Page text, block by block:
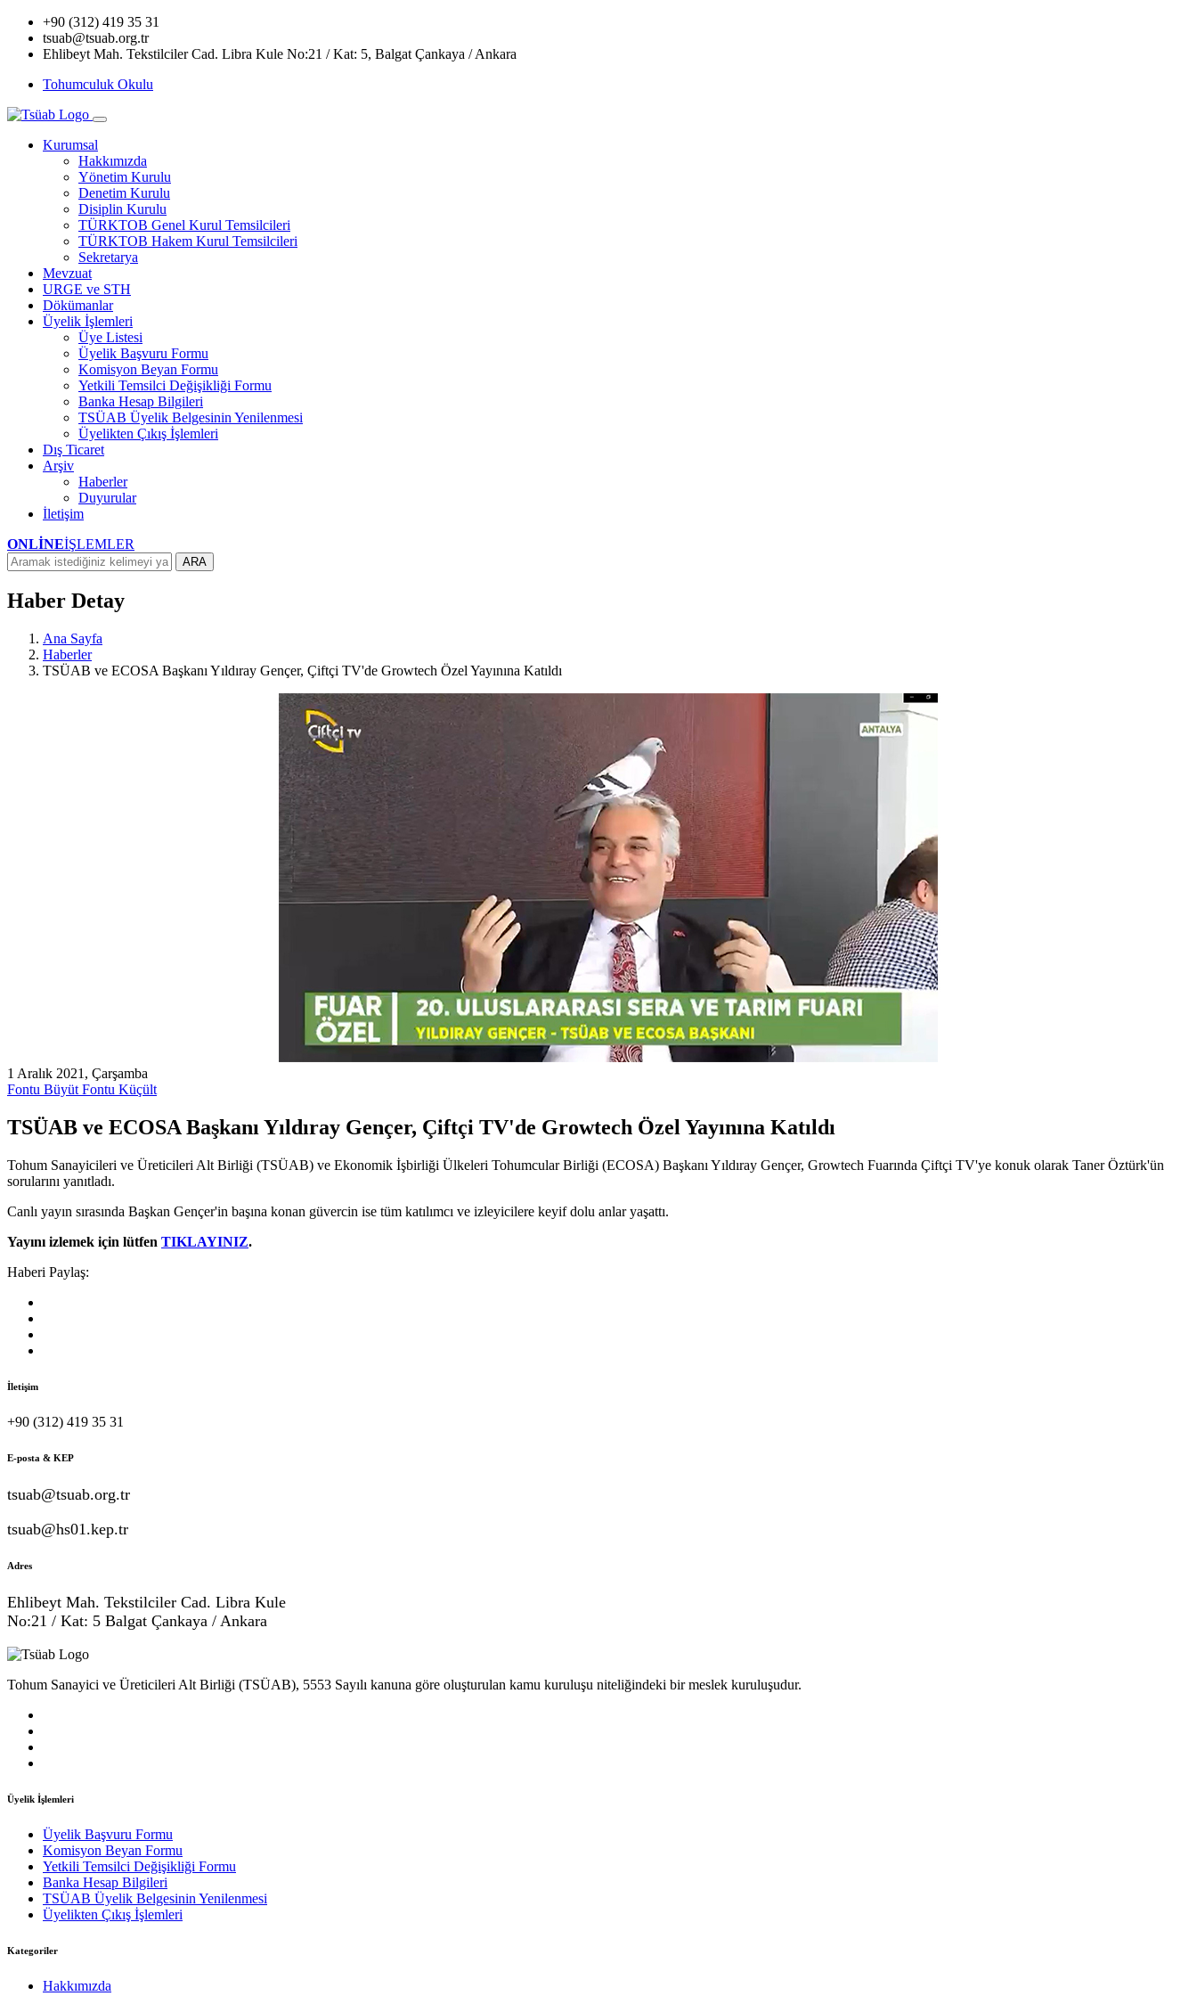
+90 (312) 419 35 31
tsuab@tsuab.org.tr
Ehlibeyt Mah. Tekstilciler Cad. Libra Kule No:21 / Kat: 5, Balgat Çankaya / Ankara
Tohumculuk Okulu
Kurumsal
Hakkımızda
Yönetim Kurulu
Denetim Kurulu
Disiplin Kurulu
TÜRKTOB Genel Kurul Temsilcileri
TÜRKTOB Hakem Kurul Temsilcileri
Sekretarya
Mevzuat
URGE ve STH
Dökümanlar
Üyelik İşlemleri
Üye Listesi
Üyelik Başvuru Formu
Komisyon Beyan Formu
Yetkili Temsilci Değişikliği Formu
Banka Hesap Bilgileri
TSÜAB Üyelik Belgesinin Yenilenmesi
Üyelikten Çıkış İşlemleri
Dış Ticaret
Arşiv
Haberler
Duyurular
İletişim
ONLİNEİŞLEMLER
ARA
Haber Detay
Ana Sayfa
Haberler
TSÜAB ve ECOSA Başkanı Yıldıray Gençer, Çiftçi TV'de Growtech Özel Yayınına Katıldı
1 Aralık 2021, Çarşamba
Fontu Büyüt Fontu Küçült
TSÜAB ve ECOSA Başkanı Yıldıray Gençer, Çiftçi TV'de Growtech Özel Yayınına Katıldı
Tohum Sanayicileri ve Üreticileri Alt Birliği (TSÜAB) ve Ekonomik İşbirliği Ülkeleri Tohumcular Birliği (ECOSA) Başkanı Yıldıray Gençer, Growtech Fuarında Çiftçi TV'ye konuk olarak Taner Öztürk'ün
sorularını yanıtladı.
Canlı yayın sırasında Başkan Gençer'in başına konan güvercin ise tüm katılımcı ve izleyicilere keyif dolu anlar yaşattı.
Yayını izlemek için lütfen TIKLAYINIZ.
Haberi Paylaş:
İletişim
+90 (312) 419 35 31
E-posta & KEP
tsuab@tsuab.org.tr
tsuab@hs01.kep.tr
Adres
Ehlibeyt Mah. Tekstilciler Cad. Libra Kule
No:21 / Kat: 5 Balgat Çankaya / Ankara
Tohum Sanayici ve Üreticileri Alt Birliği (TSÜAB), 5553 Sayılı kanuna göre oluşturulan kamu kuruluşu niteliğindeki bir meslek kuruluşudur.
Üyelik İşlemleri
Üyelik Başvuru Formu
Komisyon Beyan Formu
Yetkili Temsilci Değişikliği Formu
Banka Hesap Bilgileri
TSÜAB Üyelik Belgesinin Yenilenmesi
Üyelikten Çıkış İşlemleri
Kategoriler
Hakkımızda